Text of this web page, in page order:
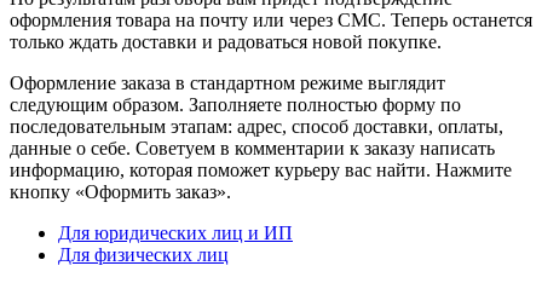
оформления товара на почту или через СМС. Теперь останется
только ждать доставки и радоваться новой покупке.
Оформление заказа в стандартном режиме выглядит
следующим образом. Заполняете полностью форму по
последовательным этапам: адрес, способ доставки, оплаты,
данные о себе. Советуем в комментарии к заказу написать
информацию, которая поможет курьеру вас найти. Нажмите
кнопку «Оформить заказ».
Для юридических лиц и ИП
Для физических лиц